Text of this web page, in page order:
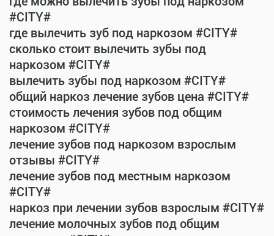
#CITY#
где вылечить зуб под наркозом #CITY#
сколько стоит вылечить зубы под
наркозом #CITY#
вылечить зубы под наркозом #CITY#
общий наркоз лечение зубов цена #CITY#
стоимость лечения зубов под общим
наркозом #CITY#
лечение зубов под наркозом взрослым
отзывы #CITY#
лечение зубов под местным наркозом
#CITY#
наркоз при лечении зубов взрослым #CITY#
лечение молочных зубов под общим